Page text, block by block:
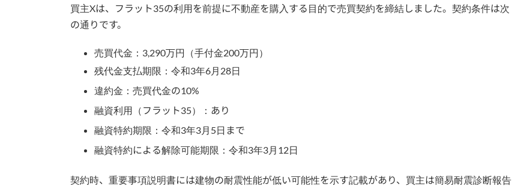
買主Xは、フラット35の利用を前提に不動産を購入する目的で売買契約を締結しました。契約条件は次
の通りです。
売買代金：3,290万円（手付金200万円）
残代金支払期限：令和3年6月28日
違約金：売買代金の10%
融資利用（フラット35）：あり
融資特約期限：令和3年3月5日まで
融資特約による解除可能期限：令和3年3月12日
契約時、重要事項説明書には建物の耐震性能が低い可能性を示す記載があり、買主は簡易耐震診断報告